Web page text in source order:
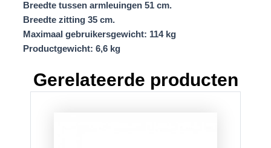
Breedte tussen armleuingen 51 cm.
Breedte zitting 35 cm.
Maximaal gebruikersgewicht: 114 kg
Productgewicht: 6,6 kg
Gerelateerde producten